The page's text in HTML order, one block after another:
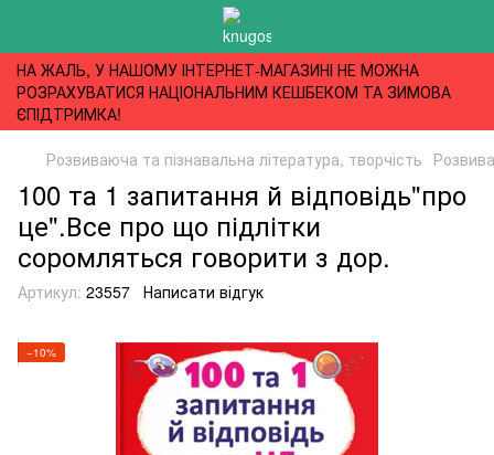
НА ЖАЛЬ, У НАШОМУ ІНТЕРНЕТ-МАГАЗИНІ НЕ МОЖНА
РОЗРАХУВАТИСЯ НАЦІОНАЛЬНИМ КЕШБЕКОМ ТА ЗИМОВА
ЄПІДТРИМКА!
Розвиваюча та пізнавальна література, творчість
100 та 1 запитання й відповідь"про
це".Все про що підлітки
соромляться говорити з дор.
Артикул: 23557 Написати відгук
−10%